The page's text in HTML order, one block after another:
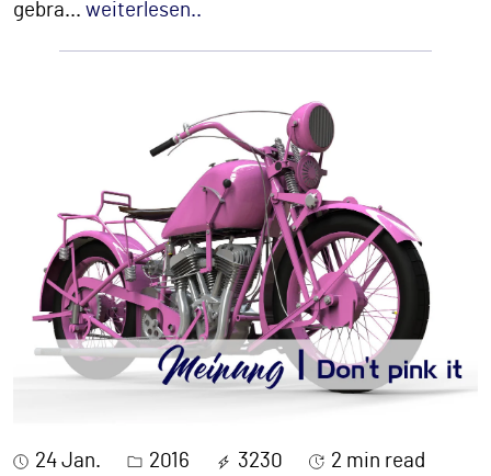
gebra... weiterlesen..
24 Jan. 2016 3230 2 min read